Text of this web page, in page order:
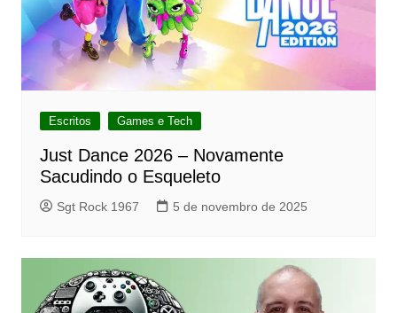
Escritos Games e Tech
Just Dance 2026 – Novamente
Sacudindo o Esqueleto
Sgt Rock 1967 5 de novembro de 2025